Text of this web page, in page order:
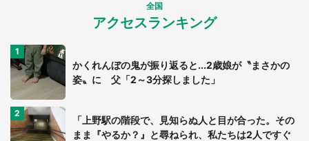
全国
アクセスランキング
かくれんぼの鬼が振り返ると...2歳娘が〝まさかの
姿〟に 父「2～3分探しました」
「上野駅の階段で、見知らぬ人と目が合った。その
まま『やるか？』と尋ねられ、私たちは2人ですぐ